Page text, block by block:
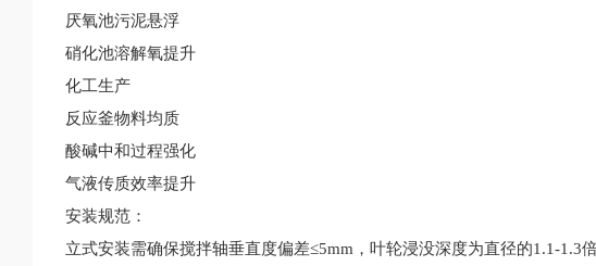
厌氧池污泥悬浮
硝化池溶解氧提升
化工生产
反应釜物料均质
酸碱中和过程强化
气液传质效率提升
安装规范：
立式安装需确保搅拌轴垂直度偏差≤5mm ，叶轮浸没深度为直径的1.1-1.3